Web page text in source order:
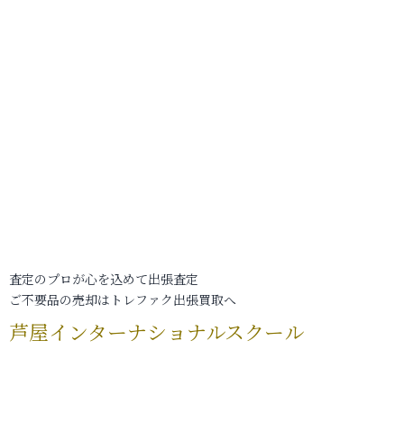
査定のプロが心を込めて出張査定
ご不要品の売却はトレファク出張買取へ
芦屋インターナショナルスクール